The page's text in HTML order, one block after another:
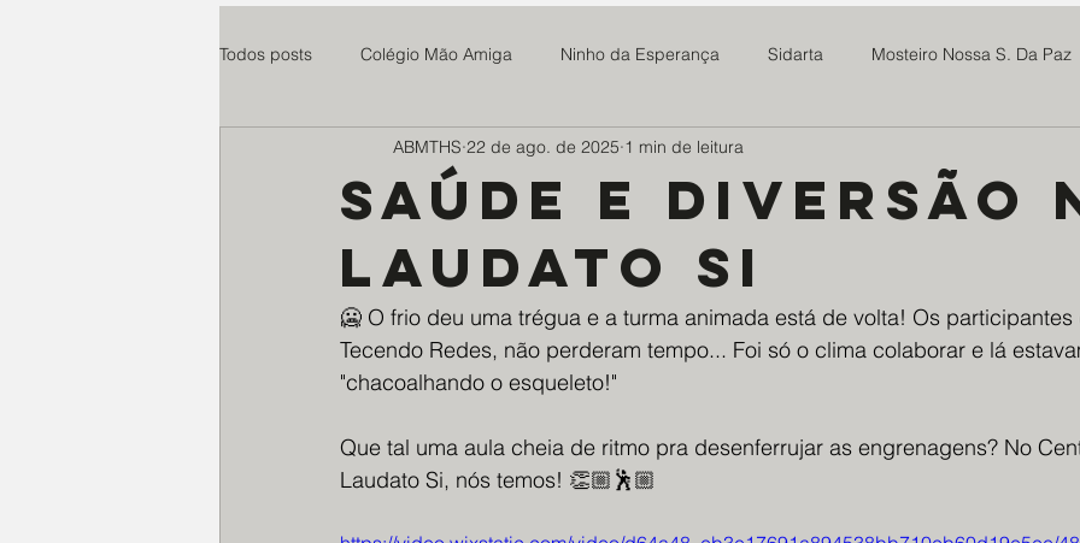
Todos posts Colégio Mão Amiga Ninho da Esperança Sidarta Mosteiro Nossa S. Da Paz
Parsifal Centro Madre Maria Rosa SOMAR
Esperança e Vida teste Projeto Tive Fome Assoc Benef Educ Brasil China
Paroquia Santo Agostinho Romilia Maria Projeto Doce Lar Ponte Preta S21 Centro
Instituto Anelo Expedicionários da Saúde - EDS Mosteiro do Salvador ABMTHS
Educandário N. Senhora do Amparo
Saúde e diversão
laudato si
ABMTHS 22 de ago. de 2025 1 min de leitura
🥶 O frio deu uma trégua e a turma animada está de volta! Os participantes
Tecendo Redes, não perderam tempo... Foi só o clima colaborar e lá
"chacoalhando o esqueleto!"
Que tal uma aula cheia de ritmo pra desenferrujar as engrenagens? No
Laudato Si, nós temos! 👏🏼🕺🏼